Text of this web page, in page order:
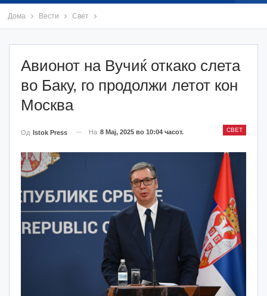
Дома Вести Свет
Авионот на Вучиќ откако слета
во Баку, го продолжи летот кон
Москва
СВЕТ
Од Istok Press На 8 Мај, 2025 во 10:04 часот.